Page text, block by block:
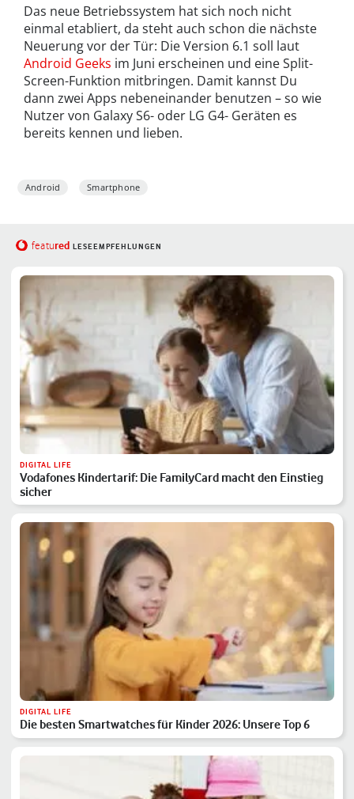
Das neue Betriebssystem hat sich noch nicht
einmal etabliert, da steht auch schon die nächste
Neuerung vor der Tür: Die Version 6.1 soll laut
Android Geeks im Juni erscheinen und eine Split-
Screen-Funktion mitbringen. Damit kannst Du
dann zwei Apps nebeneinander benutzen – so wie
Nutzer von Galaxy S6- oder LG G4- Geräten es
bereits kennen und lieben.
Android Smartphone
featured LESEEMPFEHLUNGEN
DIGITAL LIFE
Vodafones Kindertarif: Die FamilyCard macht den Einstieg
sicher
DIGITAL LIFE
Die besten Smartwatches für Kinder 2026: Unsere Top 6